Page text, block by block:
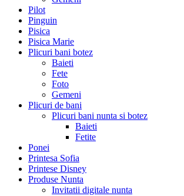
Pilot
Pinguin
Pisica
Pisica Marie
Plicuri bani botez
Baieti
Fete
Foto
Gemeni
Plicuri de bani
Plicuri bani nunta si botez
Baieti
Fetite
Ponei
Printesa Sofia
Printese Disney
Produse Nunta
Invitatii digitale nunta